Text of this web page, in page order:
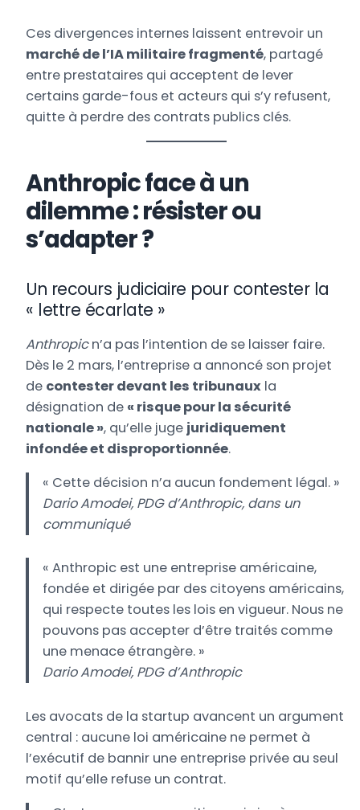
Ces divergences internes laissent entrevoir un
marché de l’IA militaire fragmenté, partagé
entre prestataires qui acceptent de lever
certains garde-fous et acteurs qui s’y refusent,
quitte à perdre des contrats publics clés.
Anthropic face à un
dilemme : résister ou
s’adapter ?
Un recours judiciaire pour contester la
« lettre écarlate »
Anthropicn’a pas l’intention de se laisser faire.
Dès le 2 mars, l’entreprise a annoncé son projet
de contester devant les tribunaux la
désignation de « risque pour la sécurité
nationale », qu’elle juge juridiquement
infondée et disproportionnée.
« Cette décision n’a aucun fondement légal. »
Dario Amodei, PDG d’Anthropic, dans un
communiqué
« Anthropic est une entreprise américaine,
fondée et dirigée par des citoyens américains,
qui respecte toutes les lois en vigueur. Nous ne
pouvons pas accepter d’être traités comme
une menace étrangère. »
Dario Amodei, PDG d’Anthropic
Les avocats de la startup avancent un argument
central : aucune loi américaine ne permet à
l’exécutif de bannir une entreprise privée au seul
motif qu’elle refuse un contrat.